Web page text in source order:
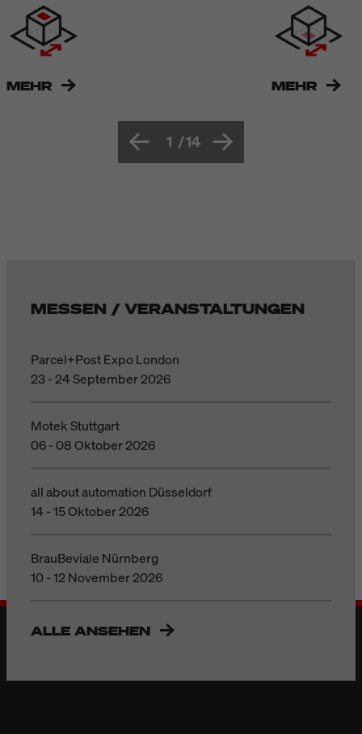
MEHR MEHR
1 /14
MESSEN / VERANSTALTUNGEN
Parcel+Post Expo London
23 - 24 September 2026
Motek Stuttgart
06 - 08 Oktober 2026
all about automation Düsseldorf
14 - 15 Oktober 2026
BrauBeviale Nürnberg
10 - 12 November 2026
ALLE ANSEHEN